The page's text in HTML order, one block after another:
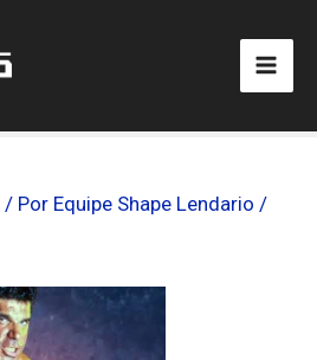
/ Por Equipe Shape Lendario /